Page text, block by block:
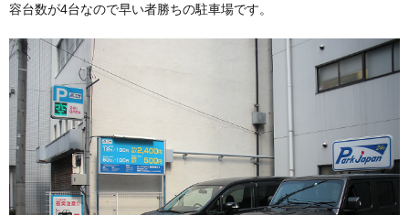
容台数が4台なので早い者勝ちの駐車場です。